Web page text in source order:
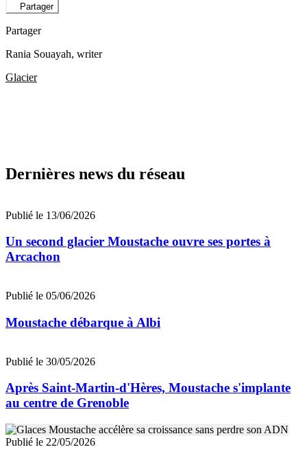
Partager
Partager
Rania Souayah, writer
Glacier
Dernières news du réseau
Publié le 13/06/2026
Un second glacier Moustache ouvre ses portes à
Arcachon
Publié le 05/06/2026
Moustache débarque à Albi
Publié le 30/05/2026
Après Saint-Martin-d'Hères, Moustache s'implante
au centre de Grenoble
Publié le 22/05/2026